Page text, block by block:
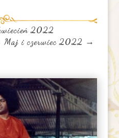
2022
i czerwiec 2022 →